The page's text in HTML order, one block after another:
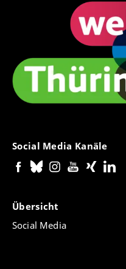
Social Media Kanäle
Übersicht
Social Media